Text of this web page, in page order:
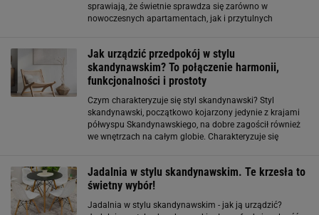
sprawiają, że świetnie sprawdza się zarówno w
nowoczesnych apartamentach, jak i przytulnych
Jak urządzić przedpokój w stylu
skandynawskim? To połączenie harmonii,
funkcjonalności i prostoty
Czym charakteryzuje się styl skandynawski? Styl
skandynawski, początkowo kojarzony jedynie z krajami
półwyspu Skandynawskiego, na dobre zagościł również
we wnętrzach na całym globie. Charakteryzuje się
Jadalnia w stylu skandynawskim. Te krzesła to
świetny wybór!
Jadalnia w stylu skandynawskim - jak ją urządzić?